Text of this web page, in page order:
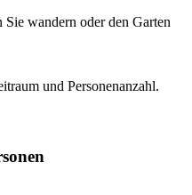
wandern oder den Garten
und Personenanzahl.